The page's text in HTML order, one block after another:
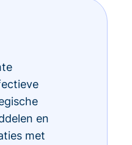
en
met